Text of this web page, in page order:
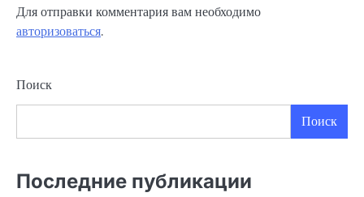
Для отправки комментария вам необходимо
авторизоваться.
Поиск
Поиск
Последние публикации